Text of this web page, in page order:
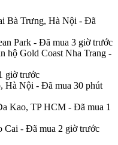
Bà Trưng, Hà Nội - Đã
Park - Đã mua 3 giờ trước
hộ Gold Coast Nha Trang -
giờ trước
Hà Nội - Đã mua 30 phút
Kao, TP HCM - Đã mua 1
Cai - Đã mua 2 giờ trước